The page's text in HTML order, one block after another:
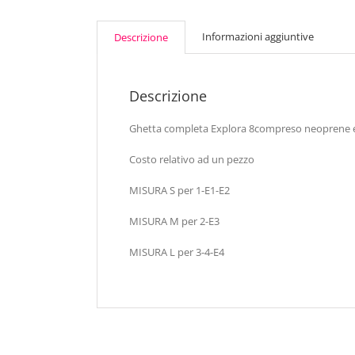
Descrizione Informazioni aggiuntive
Descrizione
Ghetta completa Explora 8compreso neoprene
Costo relativo ad un pezzo
MISURA S per 1-E1-E2
MISURA M per 2-E3
MISURA L per 3-4-E4